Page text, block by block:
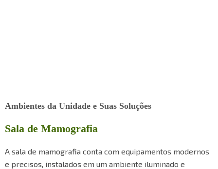
Ambientes da Unidade e Suas Soluções
Sala de Mamografia
A sala de mamografia conta com equipamentos modernos
e precisos, instalados em um ambiente iluminado e